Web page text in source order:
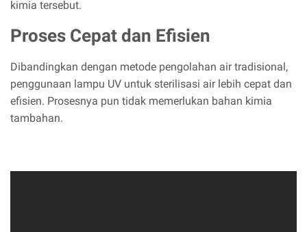
kimia tersebut.
Proses Cepat dan Efisien
Dibandingkan dengan metode pengolahan air tradisional,
penggunaan lampu UV untuk sterilisasi air lebih cepat dan
efisien. Prosesnya pun tidak memerlukan bahan kimia
tambahan.